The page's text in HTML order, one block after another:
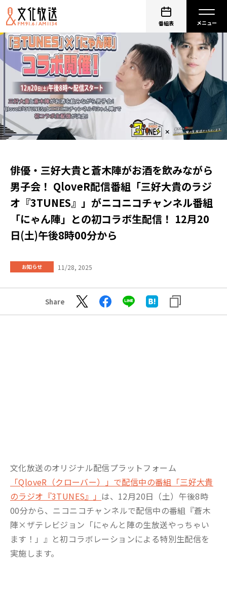
番組表
俳優・三好大貴と蒼木陣がお酒を飲みながら
男子会！ QloveR配信番組「三好大貴のラジ
オ『3TUNES』」がニコニコチャンネル番組
「にゃん陣」との初コラボ生配信！ 12月20
日(土)午後8時00分から
お知らせ 11/28, 2025
Share
文化放送のオリジナル配信プラットフォーム
「QloveR（クローバー）」で配信中の番組「三好大貴
のラジオ『3TUNES』」 は、12月20日（土）午後8時
00分から、ニコニコチャンネルで配信中の番組『蒼木
陣×ザテレビジョン「にゃんと陣の生放送やっちゃい
ます！」』と初コラボレーションによる特別生配信を
実施します。